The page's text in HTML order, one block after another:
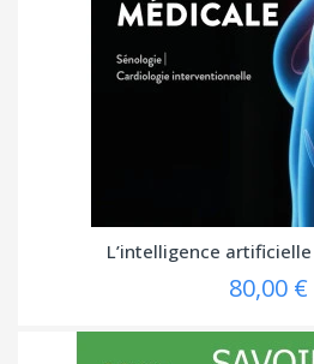
L’intelligence
80,00 €